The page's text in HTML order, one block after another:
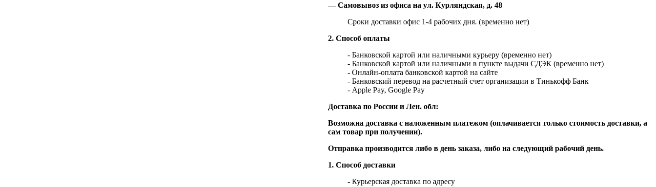
— Самовывоз из офиса на ул. Курляндская, д. 48
Сроки доставки офис 1-4 рабочих дня. (временно нет)
2. Способ оплаты
- Банковской картой или наличными курьеру (временно нет)
- Банковской картой или наличными в пункте выдачи СДЭК (временно нет)
- Онлайн-оплата банковской картой на сайте
- Банковский перевод на расчетный счет организации в Тинькофф Банк
- Apple Pay, Google Pay
Доставка по России и Лен. обл:
Возможна доставка с наложенным платежом (оплачивается только стоимость доставки, а
сам товар при получении).
Отправка производится либо в день заказа, либо на следующий рабочий день.
1. Способ доставки
- Курьерская доставка по адресу